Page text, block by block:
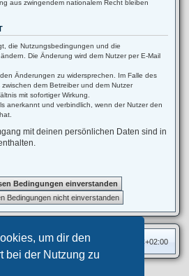
um dir den
bei der Nutzung zu
aus zwingendem nationalem Recht bleiben
die Nutzungsbedingungen und die
Die Änderung wird dem Nutzer per E-Mail
Änderungen zu widersprechen. Im Falle des
dem Betreiber und dem Nutzer
mit sofortiger Wirkung.
anerkannt und verbindlich, wenn der Nutzer den
mit deinen persönlichen Daten sind in
Alle Zeiten sind UTC+02:00